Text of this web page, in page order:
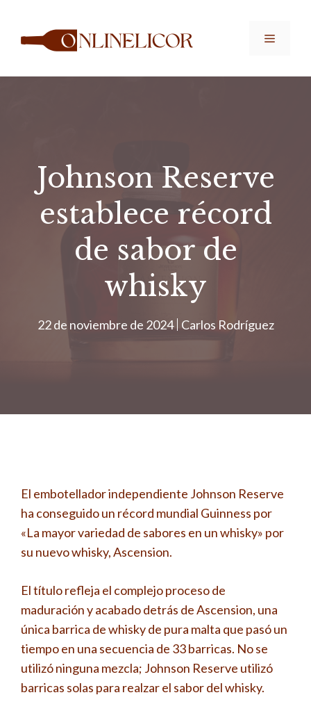
contenido
Menú
Johnson Reserve
establece récord
de sabor de
whisky
22 de noviembre de 2024 Carlos Rodríguez
El embotellador independiente Johnson Reserve
ha conseguido un récord mundial Guinness por
«La mayor variedad de sabores en un whisky» por
su nuevo whisky, Ascension.
El título refleja el complejo proceso de
maduración y acabado detrás de Ascension, una
única barrica de whisky de pura malta que pasó un
tiempo en una secuencia de 33 barricas. No se
utilizó ninguna mezcla; Johnson Reserve utilizó
barricas solas para realzar el sabor del whisky.